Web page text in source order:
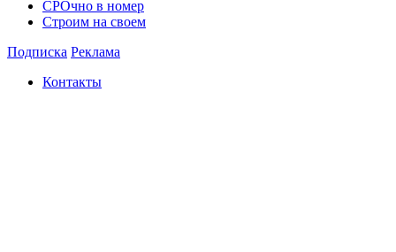
СРОчно в номер
Строим на своем
Подписка Реклама
Контакты